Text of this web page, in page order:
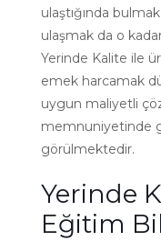
ulaştığında
ulaşmak da o
Yerinde Kalite ile
emek harcamak
uygun maliyetli
memnuniyetinde
görülmektedir.
Yerinde
Eğitim